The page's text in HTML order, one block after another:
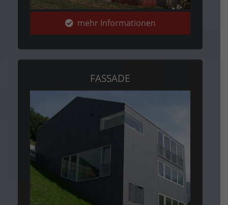
mehr Informationen
FASSADE